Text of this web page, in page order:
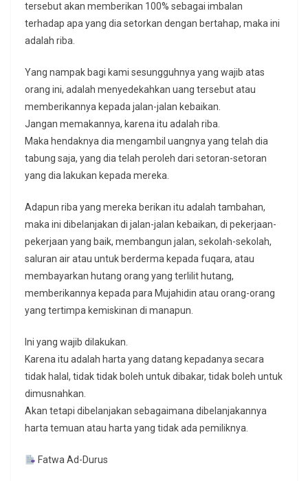
tersebut akan memberikan 100% sebagai imbalan
terhadap apa yang dia setorkan dengan bertahap, maka ini
adalah riba.
Yang nampak bagi kami sesungguhnya yang wajib atas
orang ini, adalah menyedekahkan uang tersebut atau
memberikannya kepada jalan-jalan kebaikan.
Jangan memakannya, karena itu adalah riba.
Maka hendaknya dia mengambil uangnya yang telah dia
tabung saja, yang dia telah peroleh dari setoran-setoran
yang dia lakukan kepada mereka.
Adapun riba yang mereka berikan itu adalah tambahan,
maka ini dibelanjakan di jalan-jalan kebaikan, di pekerjaan-
pekerjaan yang baik, membangun jalan, sekolah-sekolah,
saluran air atau untuk berderma kepada fuqara, atau
membayarkan hutang orang yang terlilit hutang,
memberikannya kepada para Mujahidin atau orang-orang
yang tertimpa kemiskinan di manapun.
Ini yang wajib dilakukan.
Karena itu adalah harta yang datang kepadanya secara
tidak halal, tidak tidak boleh untuk dibakar, tidak boleh untuk
dimusnahkan.
Akan tetapi dibelanjakan sebagaimana dibelanjakannya
harta temuan atau harta yang tidak ada pemiliknya.
Fatwa Ad-Durus